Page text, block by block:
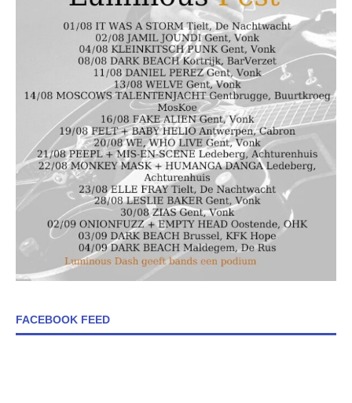
FACEBOOK FEED